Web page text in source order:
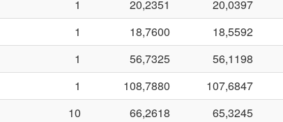
1 20,2351 20,0397
1 18,7600 18,5592
1 56,7325 56,1198
1 108,7880 107,6847
10 66,2618 65,3245